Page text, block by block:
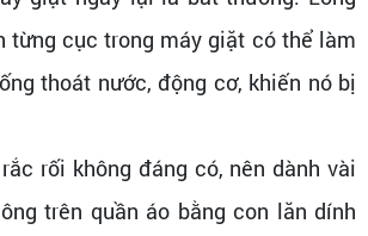
từng cục trong máy giặt có thể làm
thoát nước, động cơ, khiến nó bị
rối không đáng có, nên dành vài
trên quần áo bằng con lăn dính